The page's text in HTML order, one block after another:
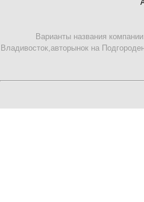
Варианты названия
Владивосток,авторынок на